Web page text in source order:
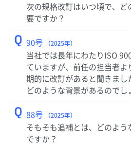
次の規格改訂はいつ頃で、ど
要ですか？
Q 90号 （2025年）
当社では長年にわたりISO
ていますが、前任の担当者よ
期的に改訂があると聞きまし
どのような背景があるのでし
Q 88号 （2025年）
そもそも追補とは、どのよう
ですか？